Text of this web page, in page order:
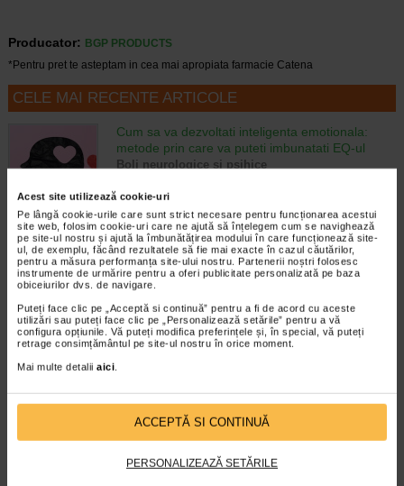
Acest site utilizează cookie-uri
Pe lângă cookie-urile care sunt strict necesare pentru funcționarea acestui
site web, folosim cookie-uri care ne ajută să înțelegem cum se navighează
pe site-ul nostru și ajută la îmbunătățirea modului în care funcționează site-
ul, de exemplu, făcând rezultatele să fie mai exacte în cazul căutărilor,
pentru a măsura performanța site-ului nostru. Partenerii noștri folosesc
instrumente de urmărire pentru a oferi publicitate personalizată pe baza
obiceiurilor dvs. de navigare.
Puteți face clic pe „Acceptă si continuă” pentru a fi de acord cu aceste
utilizări sau puteți face clic pe „Personalizează setările” pentru a vă
configura opțiunile. Vă puteți modifica preferințele și, în special, vă puteți
retrage consimțământul pe site-ul nostru în orice moment.
Mai multe detalii aici.
ACCEPTĂ SI CONTINUĂ
PERSONALIZEAZĂ SETĂRILE
Producator:
BGP PRODUCTS
*Pentru pret te asteptam in cea mai apropiata farmacie Catena
CELE MAI RECENTE ARTICOLE
Cum sa va dezvoltati inteligenta emotionala:
metode prin care va puteti imbunatati EQ-ul
Boli neurologice si psihice
capacitatea de a identifica si gestiona
propriile emotii, precum si emotiile celorlalti.
In general, se spune ca inteligenta
emotionala cuprinde cateva abilitati:…
Timp de citire:4 minute, 39 secunde 6 august 2026
Enurezis: cauze, factori declansatori si solutii
Sistem urinar
Enurezisul este termenul medical pentru
pierderea accidentala de urina, de obicei in
timpul somnului. Este o afectiune frecventa
Enurezisul este considerat…
4 minute, 32 secunde
Senzatia de prea plin: cand indica o afectiune si
cum o tratati